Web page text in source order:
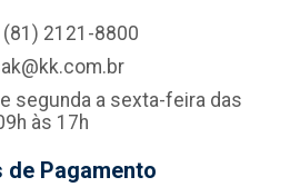
(81) 2121-8800
segunda a sexta-feira das
às 17h
de Pagamento